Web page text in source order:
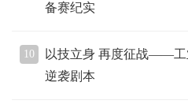
备赛纪实
10
以技立身 再度征战——工
逆袭剧本